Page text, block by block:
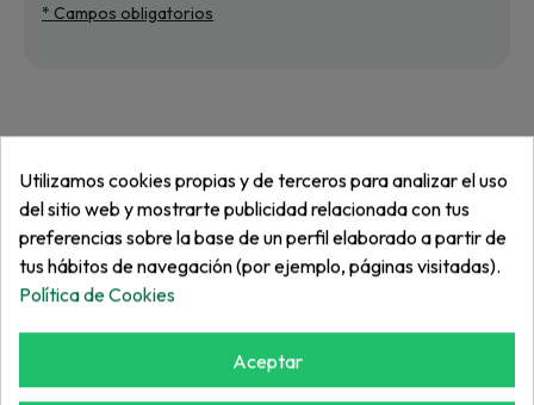
* Campos obligatorios
Más de "Muelle"
Utilizamos cookies propias y de terceros para analizar el uso
del sitio web y mostrarte publicidad relacionada con tus
preferencias sobre la base de un perfil elaborado a partir de
tus hábitos de navegación (por ejemplo, páginas visitadas).
Política de Cookies
Aceptar